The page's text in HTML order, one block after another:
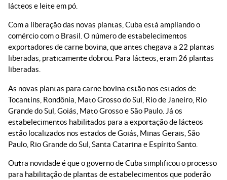
lácteos e leite em pó.
Com a liberação das novas plantas, Cuba está ampliando o
comércio com o Brasil. O número de estabelecimentos
exportadores de carne bovina, que antes chegava a 22 plantas
liberadas, praticamente dobrou. Para lácteos, eram 26 plantas
liberadas.
As novas plantas para carne bovina estão nos estados de
Tocantins, Rondônia, Mato Grosso do Sul, Rio de Janeiro, Rio
Grande do Sul, Goiás, Mato Grosso e São Paulo. Já os
estabelecimentos habilitados para a exportação de lácteos
estão localizados nos estados de Goiás, Minas Gerais, São
Paulo, Rio Grande do Sul, Santa Catarina e Espírito Santo.
Outra novidade é que o governo de Cuba simplificou o processo
para habilitação de plantas de estabelecimentos que poderão